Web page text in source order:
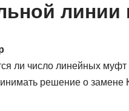
линии
ли число линейных
решение о замене